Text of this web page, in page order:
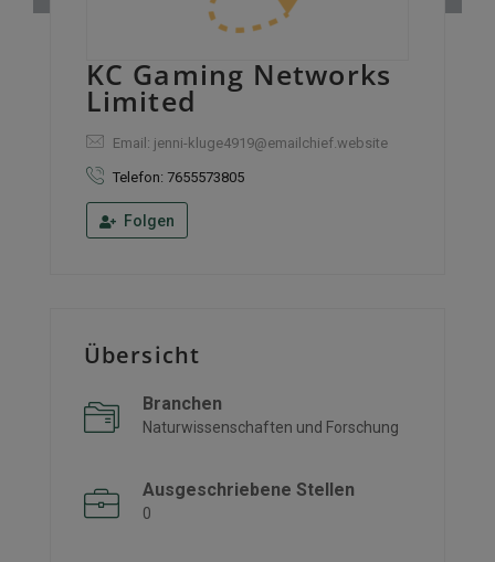
KC Gaming Networks
Limited
Email: jenni-kluge4919@emailchief.website
Telefon: 7655573805
Folgen
Übersicht
Branchen
Naturwissenschaften und Forschung
Ausgeschriebene Stellen
0